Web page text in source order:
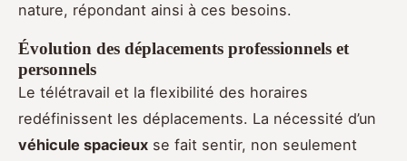
nature, répondant ainsi à ces besoins.
Évolution des déplacements professionnels et
personnels
Le télétravail et la flexibilité des horaires
redéfinissent les déplacements. La nécessité d’un
véhicule spacieux se fait sentir, non seulement